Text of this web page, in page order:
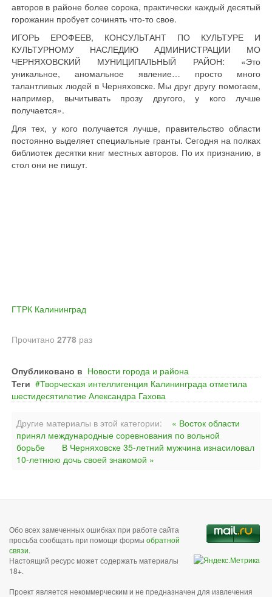
авторов в районе более сорока, практически каждый десятый
горожанин пробует сочинять что-то свое.
ИГОРЬ ЕРОФЕЕВ, КОНСУЛЬТАНТ ПО КУЛЬТУРЕ И
КУЛЬТУРНОМУ НАСЛЕДИЮ АДМИНИСТРАЦИИ МО
ЧЕРНЯХОВСКИЙ МУНИЦИПАЛЬНЫЙ РАЙОН: «Это
уникальное, аномальное явление… просто много
талантливых людей в Черняховске. Мы друг другу помогаем,
например, вычитывать прозу другого, у кого лучше
получается».
Для тех, у кого получается лучше, правительство области
постоянно выделяет специальные гранты. Сегодня на полках
библиотек десятки книг местных авторов. По их признанию, в
стол они не пишут.
ГТРК Калининград
Прочитано 2778 раз
Опубликовано в Новости города и района
Теги
Творческая интеллигенция Калининграда отметила
шестидесятилетие Александра Гахова
Другие материалы в этой категории:
« Восток области
принял международные соревнования по вольной
борьбе
В Черняховске 35-летний мужчина изнасиловал
10-летнюю дочь своей знакомой »
Обо всех замеченных ошибках при работе сайта
просьба сообщать при помощи формы обратной
связи.
Настоящий ресурс может содержать материалы
18+.
Проект является некоммерческим и не предназначен для извлечения